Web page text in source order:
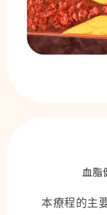
血脂
本療程的主